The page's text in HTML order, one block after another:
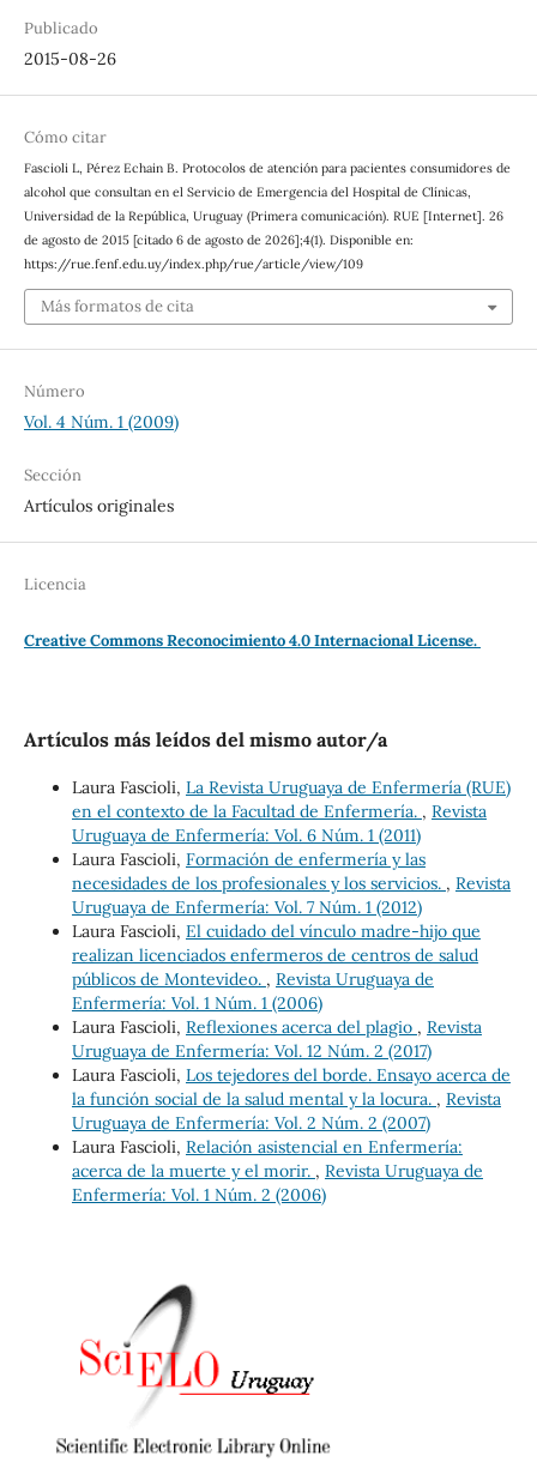
Publicado
2015-08-26
Cómo citar
Fascioli L, Pérez Echain B. Protocolos de atención para pacientes consumidores de
alcohol que consultan en el Servicio de Emergencia del Hospital de Clínicas,
Universidad de la República, Uruguay (Primera comunicación). RUE [Internet]. 26
de agosto de 2015 [citado 6 de agosto de 2026];4(1). Disponible en:
https://rue.fenf.edu.uy/index.php/rue/article/view/109
Más formatos de cita
Número
Vol. 4 Núm. 1 (2009)
Sección
Artículos originales
Licencia
Creative Commons Reconocimiento 4.0 Internacional License.
Artículos más leídos del mismo autor/a
Laura Fascioli, La Revista Uruguaya de Enfermería (RUE)
en el contexto de la Facultad de Enfermería. , Revista
Uruguaya de Enfermería: Vol. 6 Núm. 1 (2011)
Laura Fascioli, Formación de enfermería y las
necesidades de los profesionales y los servicios. , Revista
Uruguaya de Enfermería: Vol. 7 Núm. 1 (2012)
Laura Fascioli, El cuidado del vínculo madre-hijo que
realizan licenciados enfermeros de centros de salud
públicos de Montevideo. , Revista Uruguaya de
Enfermería: Vol. 1 Núm. 1 (2006)
Laura Fascioli, Reflexiones acerca del plagio , Revista
Uruguaya de Enfermería: Vol. 12 Núm. 2 (2017)
Laura Fascioli, Los tejedores del borde. Ensayo acerca de
la función social de la salud mental y la locura. , Revista
Uruguaya de Enfermería: Vol. 2 Núm. 2 (2007)
Laura Fascioli, Relación asistencial en Enfermería:
acerca de la muerte y el morir. , Revista Uruguaya de
Enfermería: Vol. 1 Núm. 2 (2006)